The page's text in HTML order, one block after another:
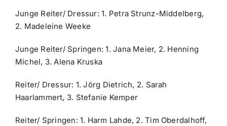
Junge Reiter/ Dressur: 1. Petra Strunz-Middelberg,
2. Madeleine Weeke
Junge Reiter/ Springen: 1. Jana Meier, 2. Henning
Michel, 3. Alena Kruska
Reiter/ Dressur: 1. Jörg Dietrich, 2. Sarah
Haarlammert, 3. Stefanie Kemper
Reiter/ Springen: 1. Harm Lahde, 2. Tim Oberdalhoff,